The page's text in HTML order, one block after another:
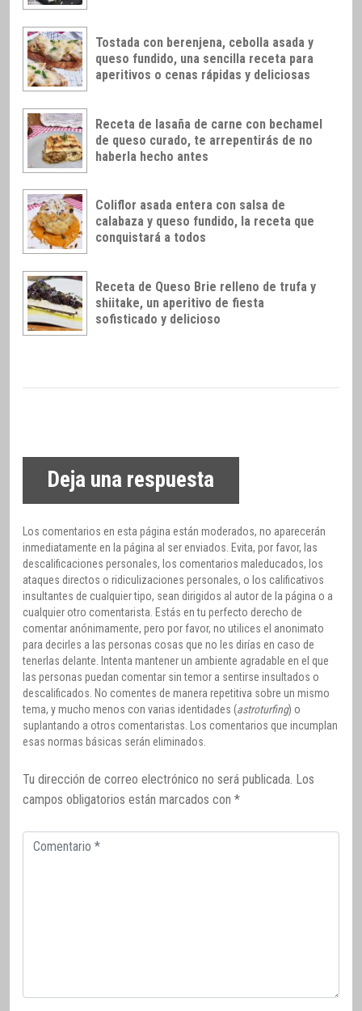
Tostada con berenjena, cebolla asada y
queso fundido, una sencilla receta para
aperitivos o cenas rápidas y deliciosas
Receta de lasaña de carne con bechamel
de queso curado, te arrepentirás de no
haberla hecho antes
Coliflor asada entera con salsa de
calabaza y queso fundido, la receta que
conquistará a todos
Receta de Queso Brie relleno de trufa y
shiitake, un aperitivo de fiesta
sofisticado y delicioso
Deja una respuesta
Los comentarios en esta página están moderados, no aparecerán
inmediatamente en la página al ser enviados. Evita, por favor, las
descalificaciones personales, los comentarios maleducados, los
ataques directos o ridiculizaciones personales, o los calificativos
insultantes de cualquier tipo, sean dirigidos al autor de la página o a
cualquier otro comentarista. Estás en tu perfecto derecho de
comentar anónimamente, pero por favor, no utilices el anonimato
para decirles a las personas cosas que no les dirías en caso de
tenerlas delante. Intenta mantener un ambiente agradable en el que
las personas puedan comentar sin temor a sentirse insultados o
descalificados. No comentes de manera repetitiva sobre un mismo
tema, y mucho menos con varias identidades (astroturfing) o
suplantando a otros comentaristas. Los comentarios que incumplan
esas normas básicas serán eliminados.
Tu dirección de correo electrónico no será publicada. Los
campos obligatorios están marcados con *
Comentario